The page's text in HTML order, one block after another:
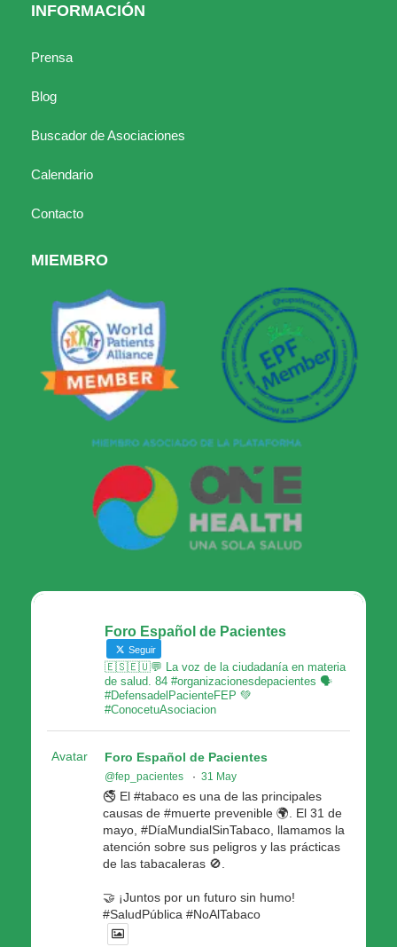
INFORMACIÓN
Prensa
Blog
Buscador de Asociaciones
Calendario
Contacto
MIEMBRO
Foro Español de Pacientes
Seguir
🇪🇸🇪🇺💬 La voz de la ciudadanía en materia
de salud. 84 #organizacionesdepacientes 🗣
#DefensadelPacienteFEP 💚
#ConocetuAsociacion
Avatar Foro Español de Pacientes
@fep_pacientes · 31 May
🚭 El #tabaco es una de las principales
causas de #muerte prevenible 🌍. El 31 de
mayo, #DíaMundialSinTabaco, llamamos la
atención sobre sus peligros y las prácticas
de las tabacaleras 🚫.
🤝 ¡Juntos por un futuro sin humo!
#SaludPública #NoAlTabaco